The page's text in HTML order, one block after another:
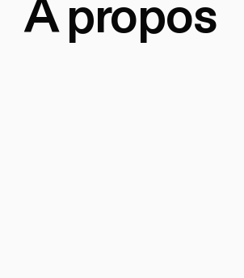
À propos